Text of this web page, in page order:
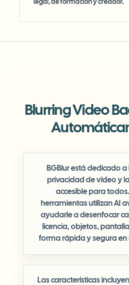
legal, de formación y creador.
Blurring Video
BGBlur está dedicado
privacidad de vídeo y
accesible para
herramientas utilizan AI
ayudarle a desenfocar
licencia, objetos,
forma rápida y segura en
Las características